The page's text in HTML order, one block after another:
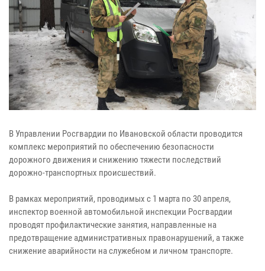
В Управлении Росгвардии по Ивановской области проводится
комплекс мероприятий по обеспечению безопасности
дорожного движения и снижению тяжести последствий
дорожно-транспортных происшествий.
В рамках мероприятий, проводимых с 1 марта по 30 апреля,
инспектор военной автомобильной инспекции Росгвардии
проводят профилактические занятия, направленные на
предотвращение административных правонарушений, а также
снижение аварийности на служебном и личном транспорте.